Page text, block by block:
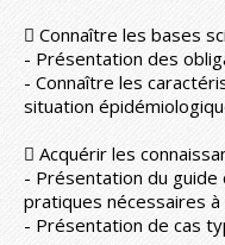
 Connaître les bases
- Présentation des
- Connaître les
situation
 Acquérir les
- Présentation du
pratiques nécessaires
- Présentation de cas